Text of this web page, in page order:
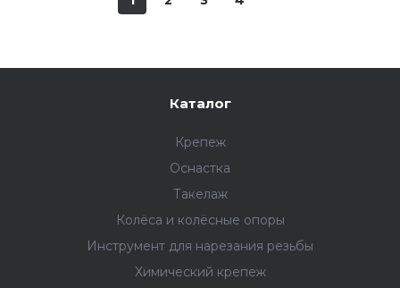
Каталог
Крепеж
Оснастка
Такелаж
Колёса и колëсные опоры
Инструмент для нарезания резьбы
Химический крепеж